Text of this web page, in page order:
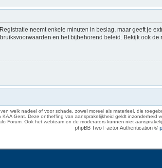
neemt enkele minuten in beslag, maar geeft je
en het bijbehorend beleid. Bekijk ook de
welk nadeel of voor schade, zowel moreel als materieel, die
Gent. Deze ontheffing van aansprakelijkheid geldt inzonderheid
Forum. Ook het webteam en de moderators kunnen niet
phpBB Two Factor Authentication ©